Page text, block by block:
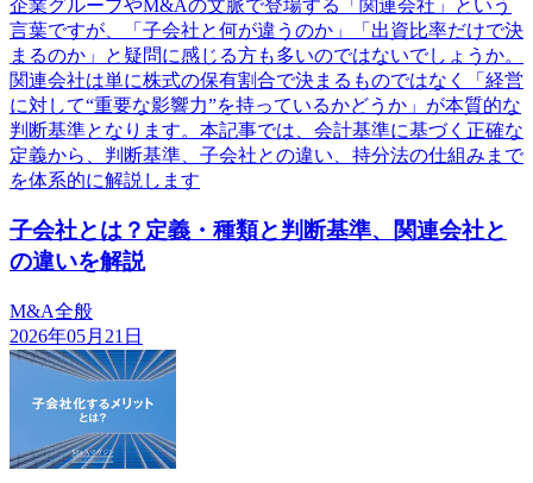
企業グループやM&Aの文脈で登場する「関連会社」という
言葉ですが、「子会社と何が違うのか」「出資比率だけで決
まるのか」と疑問に感じる方も多いのではないでしょうか。
関連会社は単に株式の保有割合で決まるものではなく「経営
に対して“重要な影響力”を持っているかどうか」が本質的な
判断基準となります。本記事では、会計基準に基づく正確な
定義から、判断基準、子会社との違い、持分法の仕組みまで
を体系的に解説します
子会社とは？定義・種類と判断基準、関連会社と
の違いを解説
M&A全般
2026年05月21日